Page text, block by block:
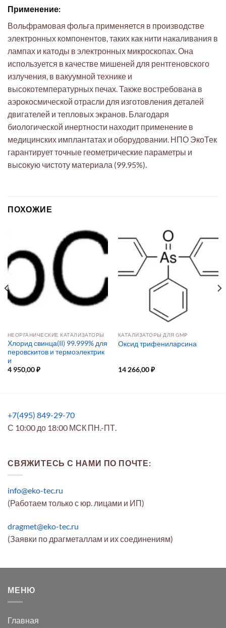
Применение:
Вольфрамовая фольга применяется в производстве
электронных компонентов, таких как нити накаливания в
лампах и катоды в электронных микроскопах. Она
используется в качестве мишеней для рентгеновского
излучения, в вакуумной технике и
высокотемпературных печах. Также востребована в
аэрокосмической отрасли для изготовления деталей
двигателей и тепловых экранов. Благодаря
биологической инертности находит применение в
медицинских имплантатах и оборудовании. НПО ЭкоТек
гарантирует точные геометрические параметры и
высокую чистоту материала (99.95%).
ПОХОЖИЕ
НЕОРГАНИЧЕСКИЕ КАТАЛИЗАТОРЫ
Хлорид свинца(II) 99.999% для
перовскитов и термоэлектрик
и
4 950,00₽
КАТАЛИЗАТОРЫ ДЛЯ GMP
Оксид трифениларсина
14 266,00₽
+7(495) 849-29-70
С 10:00 до 18:00 МСК ПН.-ПТ.
СВЯЖИТЕСЬ С НАМИ ПО ПОЧТЕ:
info@eko-tec.ru
(Работаем только с юр. лицами и ИП)
dragmet@eko-tec.ru
(Заявки по драгметаллам и их соединениям)
МЕНЮ
Главная